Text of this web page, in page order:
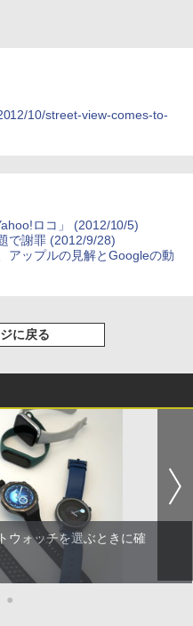
10/street-view-comes-to-
ロコ」
(2012/10/5)
で謝罪(2012/9/28)
アップルの見解とGoogleの動
に戻る
ウォッチを選ぶときに確
●